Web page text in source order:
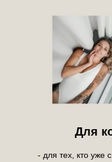
Для
- для тех, кто уже